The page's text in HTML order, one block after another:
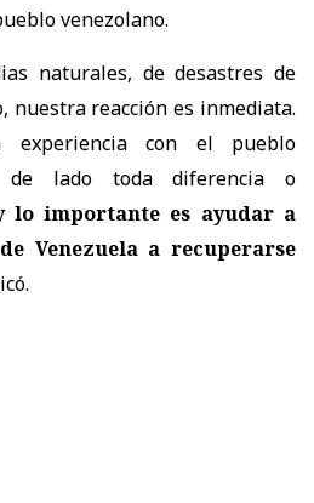
venezolano.
naturales, de desastres de
nuestra reacción es inmediata.
experiencia con el pueblo
de lado toda diferencia o
lo importante es ayudar a
Venezuela a recuperarse